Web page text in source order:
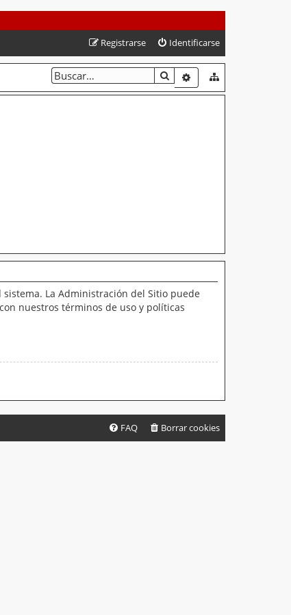
Identificarse
Registrarse
BUSCARBÚSQUEDA
La Administración del Sitio puede
nuestros términos de uso y políticas
Borrar cookies
FAQ